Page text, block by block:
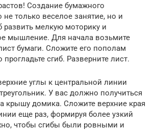
Создание бумажного
не только веселое занятие, но и
развить мелкую моторику и
мышление. Для начала возьмите
бумаги. Сложите его пополам
сгиб. Разверните лист.
углы к центральной линии
У вас должно получиться
крышу домика. Сложите верхние края
еще раз, формируя более узкий
чтобы сгибы были ровными и